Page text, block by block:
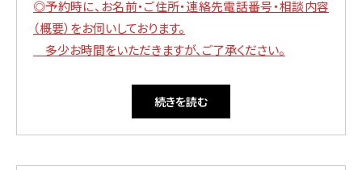
◎予約時に、お名前・ご住所・連絡先電話番号・相談内容
（概要）をお伺いしております。
多少お時間をいただきますが、ご了承ください。
続きを読む